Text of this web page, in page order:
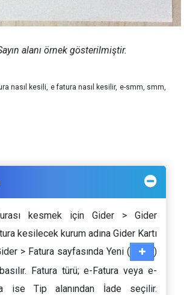
alanı örnek gösterilmiştir.
nasıl kesili, e fatura nasıl kesilir, e-smm, smm,
kesmek için Gider > Gider
kesilecek kurum adına Gider Kartı
> Fatura sayfasında Yeni (
)
Fatura türü; e-Fatura veya e-
ise Tip alanından İade seçilir.